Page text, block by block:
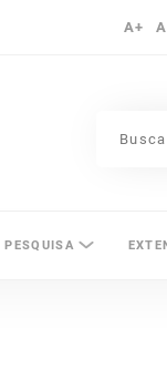
A+
PESQUISA